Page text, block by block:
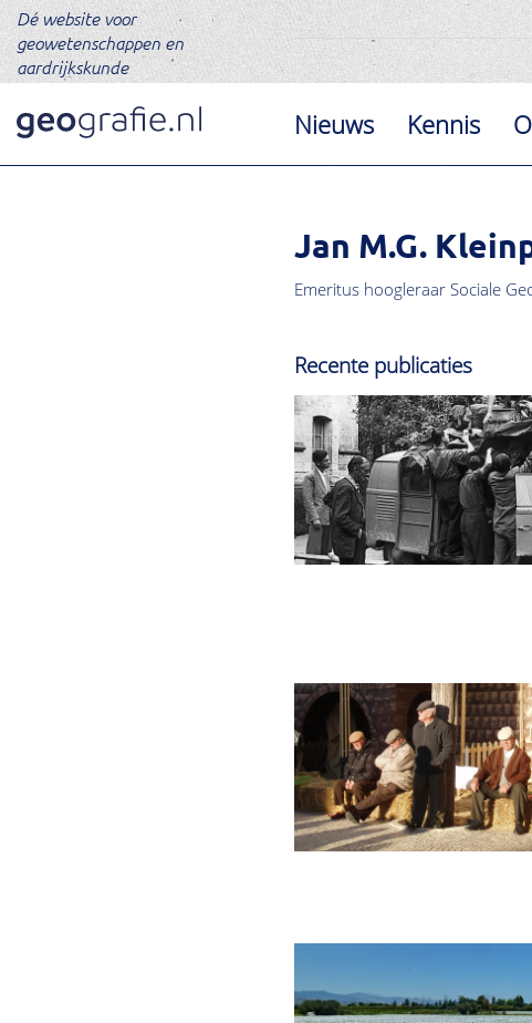
Dé website voor
geowetenschappen en
aardrijkskunde
Nieuws Kennis
Jan M.G.
Emeritus hoogleraar Sociale
Recente publicaties